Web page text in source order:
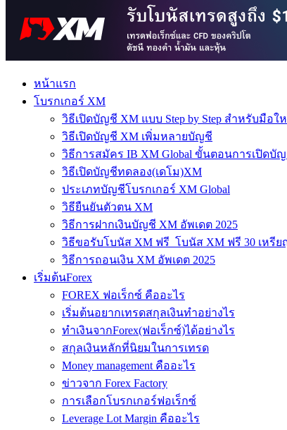
หน้าแรก
โบรกเกอร์ XM
วิธีเปิดบัญชี XM แบบ Step by Step สำหรับมือใ
วิธีเปิดบัญชี XM เพิ่มหลายบัญชี
วิธีการสมัคร IB XM Global ขั้นตอนการเปิดบัญ
วิธีเปิดบัญชีทดลอง(เดโม)XM
ประเภทบัญชีโบรกเกอร์ XM Global
วิธียืนยันตัวตน XM
วิธีการฝากเงินบัญชี XM อัพเดต 2025
วิธีขอรับโบนัส XM ฟรี โบนัส XM ฟรี 30 เหรีย
วิธีการถอนเงิน XM อัพเดต 2025
เริ่มต้นForex
FOREX ฟอเร็กซ์ คืออะไร
เริ่มต้นอยากเทรดสกุลเงินทำอย่างไร
ทำเงินจากForex(ฟอเร็กซ์)ได้อย่างไร
สกุลเงินหลักที่นิยมในการเทรด
Money management คืออะไร
ข่าวจาก Forex Factory
การเลือกโบรกเกอร์ฟอเร็กซ์
Leverage Lot Margin คืออะไร